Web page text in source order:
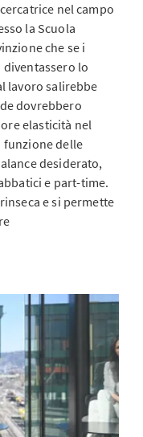
nel campo
la Scuola
che se i
lo
lavoro salirebbe
dovrebbero
elasticità nel
funzione delle
desiderato,
e part-time.
e si permette